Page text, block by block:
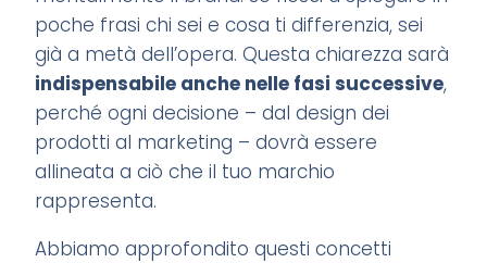
poche frasi chi sei e cosa ti differenzia, sei
già a metà dell’opera. Questa chiarezza sarà
indispensabile anche nelle fasi successive,
perché ogni decisione – dal design dei
prodotti al marketing – dovrà essere
allineata a ciò che il tuo marchio
rappresenta.
Abbiamo approfondito questi concetti